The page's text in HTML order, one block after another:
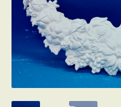
Mein Konto
Kasse
Beispiele
Kontakt